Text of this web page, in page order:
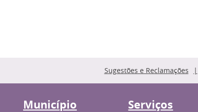
Sugestões e Reclamações
Município Serviços